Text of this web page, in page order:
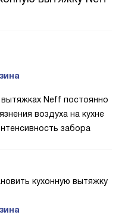
Neff постоянно
воздуха на кухне
забора
кухонную вытяжку